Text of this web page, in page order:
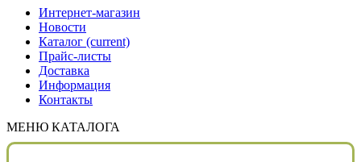
Интернет-магазин
Новости
Каталог (current)
Прайс-листы
Доставка
Информация
Контакты
МЕНЮ КАТАЛОГА